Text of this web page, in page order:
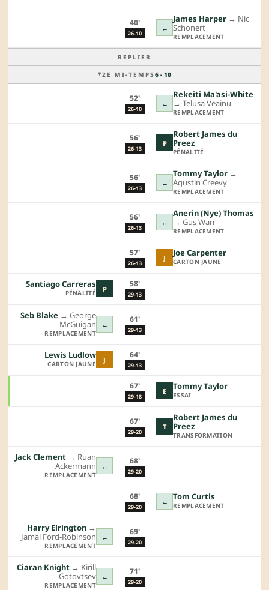
40'
26-10
↔
James Harper →︎ Nic
Schonert
REMPLACEMENT
REPLIER
2E MI-TEMPS 6 - 10
52'
26-10
↔
Rekeiti Ma'asi-White
→︎ Telusa Veainu
REMPLACEMENT
56'
26-13
P
Robert James du
Preez
PÉNALITÉ
56'
26-13
↔
Tommy Taylor →︎
Agustin Creevy
REMPLACEMENT
56'
26-13
↔
Anerin (Nye) Thomas
→︎ Gus Warr
REMPLACEMENT
57'
26-13
J Joe Carpenter
CARTON JAUNE
P
Santiago Carreras
PÉNALITÉ
58'
29-13
↔
Seb Blake →︎ George
McGuigan
REMPLACEMENT
61'
29-13
J
Lewis Ludlow
CARTON JAUNE
64'
29-13
67'
29-18
E Tommy Taylor
ESSAI
67'
29-20
T
Robert James du
Preez
TRANSFORMATION
↔
Jack Clement →︎ Ruan
Ackermann
REMPLACEMENT
68'
29-20
68'
29-20
↔ Tom Curtis
REMPLACEMENT
↔
Harry Elrington →︎
Jamal Ford-Robinson
REMPLACEMENT
69'
29-20
↔
Ciaran Knight →︎ Kirill
Gotovtsev
REMPLACEMENT
71'
29-20